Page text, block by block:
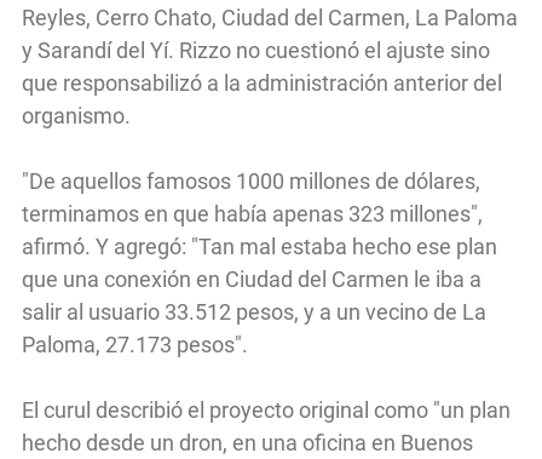
Reyles, Cerro Chato, Ciudad del Carmen, La Paloma
y Sarandí del Yí. Rizzo no cuestionó el ajuste sino
que responsabilizó a la administración anterior del
organismo.
"De aquellos famosos 1000 millones de dólares,
terminamos en que había apenas 323 millones",
afirmó. Y agregó: "Tan mal estaba hecho ese plan
que una conexión en Ciudad del Carmen le iba a
salir al usuario 33.512 pesos, y a un vecino de La
Paloma, 27.173 pesos".
El curul describió el proyecto original como "un plan
hecho desde un dron, en una oficina en Buenos